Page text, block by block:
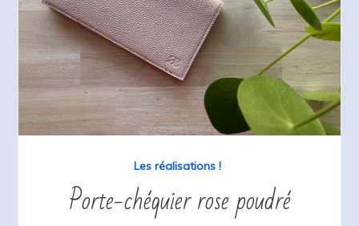
Les réalisations !
Porte-chéquier rose poudré